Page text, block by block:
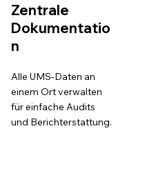
Zentrale
Dokumentatio
n
Alle UMS-Daten an
einem Ort verwalten
für einfache Audits
und Berichterstattung.